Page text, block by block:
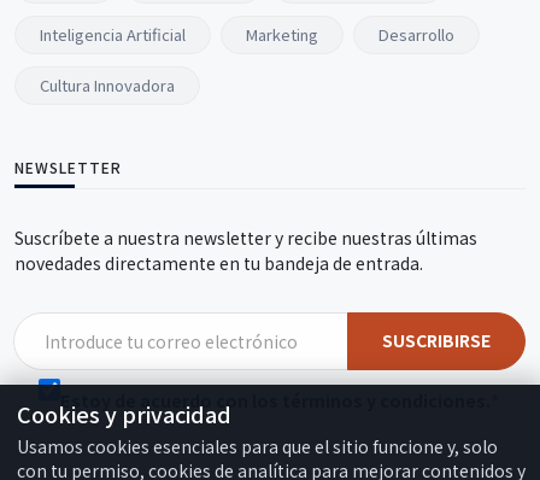
Inteligencia Artificial Marketing Desarrollo
Cultura Innovadora
NEWSLETTER
Suscríbete a nuestra newsletter y recibe nuestras últimas
novedades directamente en tu bandeja de entrada.
SUSCRIBIRSE
Cookies y privacidad
Usamos cookies esenciales para que el sitio funcione y, solo
con tu permiso, cookies de analítica para mejorar contenidos y